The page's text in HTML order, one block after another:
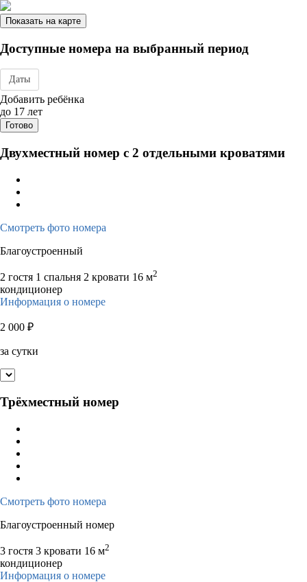
Показать на карте
Доступные номера на выбранный период
Даты
Дата заезда - отъезда
Добавить ребёнка
до 17 лет
Готово
Двухместный номер с 2 отдельными кроватями
Смотреть фото номера
Благоустроенный
2 гостя 1 спальня 2 кровати 16 м2
кондиционер
Информация о номере
2 000 ₽
за сутки
Трёхместный номер
Смотреть фото номера
Благоустроенный номер
3 гостя 3 кровати 16 м2
кондиционер
Информация о номере